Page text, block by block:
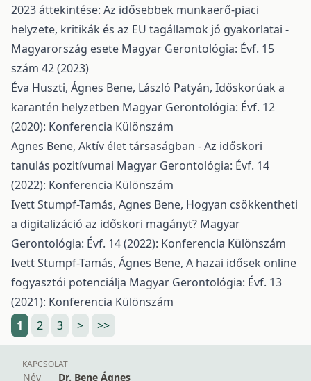
2023 áttekintése: Az idősebbek munkaerő-piaci
helyzete, kritikák és az EU tagállamok jó gyakorlatai -
Magyarország esete Magyar Gerontológia: Évf. 15
szám 42 (2023)
Éva Huszti, Ágnes Bene, László Patyán, Időskorúak a
karantén helyzetben Magyar Gerontológia: Évf. 12
(2020): Konferencia Különszám
Agnes Bene, Aktív élet társaságban - Az időskori
tanulás pozitívumai Magyar Gerontológia: Évf. 14
(2022): Konferencia Különszám
Ivett Stumpf-Tamás, Agnes Bene, Hogyan csökkentheti
a digitalizáció az időskori magányt? Magyar
Gerontológia: Évf. 14 (2022): Konferencia Különszám
Ivett Stumpf-Tamás, Ágnes Bene, A hazai idősek online
fogyasztói potenciálja Magyar Gerontológia: Évf. 13
(2021): Konferencia Különszám
1
2 3 > >>
KAPCSOLAT
Név Dr. Bene Ágnes